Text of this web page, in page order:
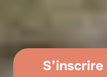
S’inscrire